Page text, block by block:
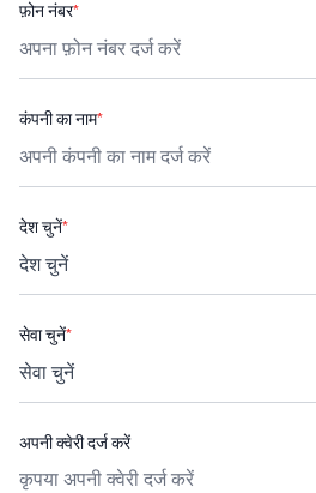
फ़ोन नंबर*
कंपनी का नाम*
देश चुनें*
सेवा चुनें*
अपनी क्वेरी दर्ज करें